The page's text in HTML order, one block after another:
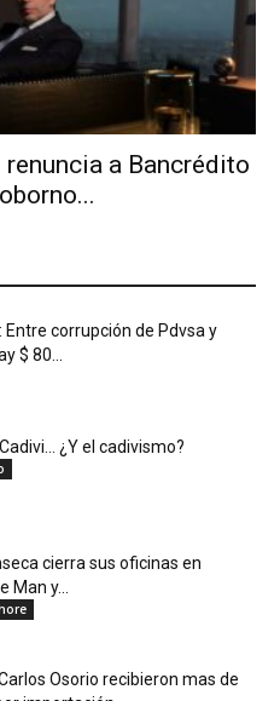
a Bancrédito
Entre corrupción de Pdvsa y
$ 80...
¿Y el cadivismo?
cierra sus oficinas en
Man y...
Osorio recibieron mas de